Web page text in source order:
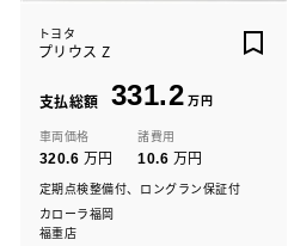
トヨタ
プリウス Z
支払総額 331.2 万円
車両価格
320.6 万円
諸費用
10.6 万円
定期点検整備付、ロングラン保証付
カローラ福岡
福重店